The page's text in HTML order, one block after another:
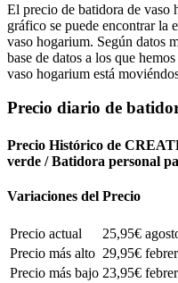
El precio de batidora de vaso
gráfico se puede encontrar la
vaso hogarium. Según datos
base de datos a los que
vaso hogarium está
Precio diario de
Precio Histórico de
verde / Batidora personal
Variaciones del Precio
Precio actual 25,95€
Precio más alto 29,95€
Precio más bajo 23,95€